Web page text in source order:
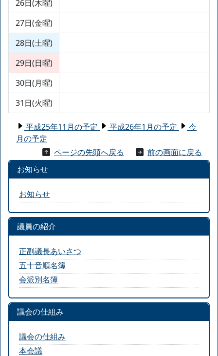
26日(木曜)
27日(金曜)
28日(土曜)
29日(日曜)
30日(月曜)
31日(火曜)
平成25年11月の予定 平成26年1月の予定
今
月の予定
ページの先頭へ戻る
前の画面に戻る
お知らせ
お知らせ
議員の紹介
正副議長あいさつ
五十音順名簿
会派別名簿
議会の仕組み
議会の仕組み
本会議